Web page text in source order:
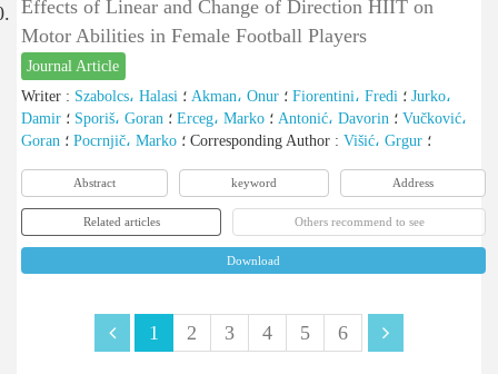
Effects of Linear and Change of Direction HIIT on
Motor Abilities in Female Football Players
Journal Article
Writer : Szabolcs، Halasi Akman، Onur Fiorentini، Fredi
Jurko،
Damir
Sporiš، Goran Erceg، Marko Antonić، Davorin
Vučković،
Goran
Pocrnjič، Marko Corresponding Author : Višić، Grgur ؛
Abstract keyword Address
Related articles Others recommend to see
Download
1 2 3 4 5 6